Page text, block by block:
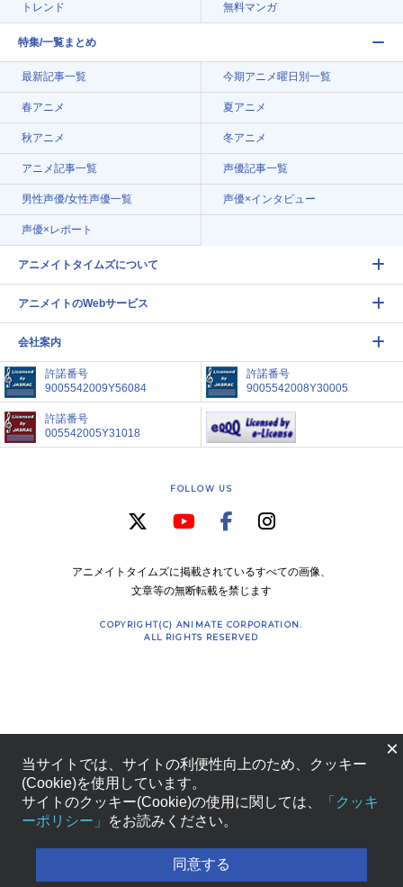
トレンド 無料マンガ
特集/一覧まとめ
最新記事一覧 今期アニメ曜日別一覧
春アニメ 夏アニメ
秋アニメ 冬アニメ
アニメ記事一覧 声優記事一覧
男性声優/女性声優一覧 声優×インタビュー
声優×レポート
アニメイトタイムズについて
アニメイトのWebサービス
会社案内
許諾番号
9005542009Y56084
許諾番号
9005542008Y30005
許諾番号
005542005Y31018
FOLLOW US
アニメイトタイムズに掲載されているすべての画像、
文章等の無断転載を禁じます
COPYRIGHT(C) ANIMATE CORPORATION.
ALL RIGHTS RESERVED
×
当サイトでは、サイトの利便性向上のため、クッキー
(Cookie)を使用しています。
サイトのクッキー(Cookie)の使用に関しては、
「クッキ
ーポリシー」
をお読みください。
同意する